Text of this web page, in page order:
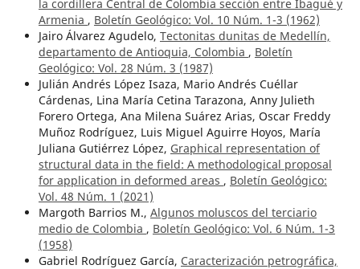
la cordillera Central de Colombia sección entre Ibagué y
Armenia , Boletín Geológico: Vol. 10 Núm. 1-3 (1962)
Jairo Álvarez Agudelo, Tectonitas dunitas de Medellín,
departamento de Antioquia, Colombia , Boletín
Geológico: Vol. 28 Núm. 3 (1987)
Julián Andrés López Isaza, Mario Andrés Cuéllar
Cárdenas, Lina María Cetina Tarazona, Anny Julieth
Forero Ortega, Ana Milena Suárez Arias, Oscar Freddy
Muñoz Rodríguez, Luis Miguel Aguirre Hoyos, María
Juliana Gutiérrez López, Graphical representation of
structural data in the field: A methodological proposal
for application in deformed areas , Boletín Geológico:
Vol. 48 Núm. 1 (2021)
Margoth Barrios M., Algunos moluscos del terciario
medio de Colombia , Boletín Geológico: Vol. 6 Núm. 1-3
(1958)
Gabriel Rodríguez García, Caracterización petrográfica,